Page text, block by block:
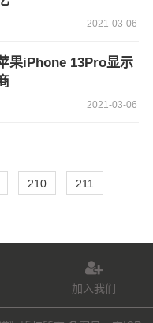
2021-03-06
果iPhone 13Pro显示
2021-03-06
210
211
加入我们